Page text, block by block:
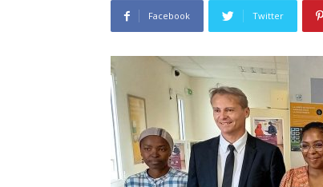
Facebook Twitter